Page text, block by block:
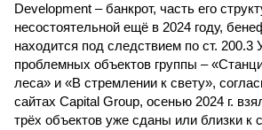
Development – банкрот, часть его
несостоятельной ещё в 2024 году,
находится под следствием по ст.
проблемных объектов группы –
леса» и «В стремлении к свету»,
сайтах Capital Group, осенью 2024 г.
трёх объектов уже сданы или близки к